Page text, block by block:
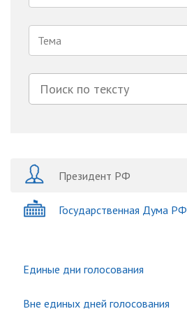
Тема
Президент РФ
Государственная Дума РФ
Единые дни голосования
Вне единых дней голосования